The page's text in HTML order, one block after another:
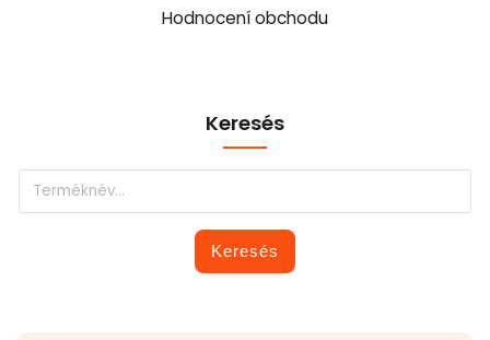
Hodnocení obchodu
Keresés
Keresés